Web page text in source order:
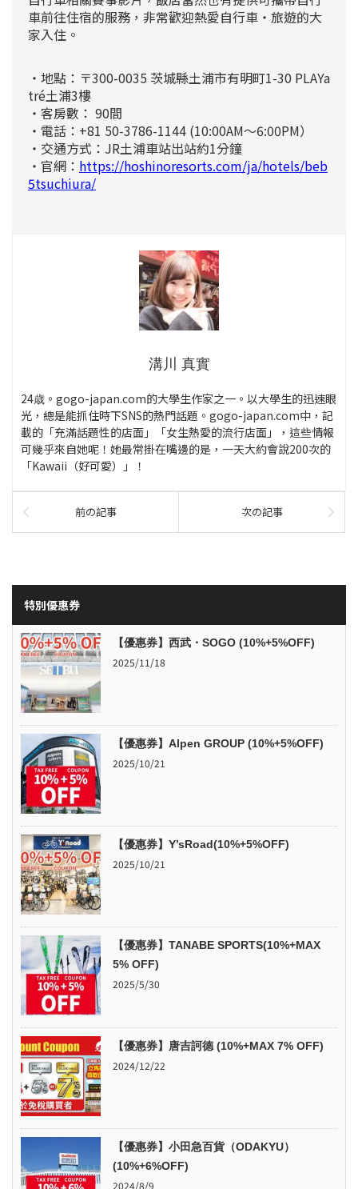
車前往住宿的服務，非常歡迎熱愛自行車・旅遊的大
家入住。
・地點：〒300-0035 茨城縣土浦市有明町1-30 PLAYa
tré土浦3樓
・客房數： 90間
・電話：+81 50-3786-1144 (10:00AM～6:00PM）
・交通方式： JR土浦車站出站約1分鐘
・官網： https://hoshinoresorts.com/ja/hotels/beb
5tsuchiura/
溝川 真實
24歳。gogo-japan.com的大學生作家之一。以大學生的迅速眼
光，總是能抓住時下SNS的熱門話題。gogo-japan.com中，記
載的「充滿話題性的店面」「女生熱愛的流行店面」，這些情報
可幾乎來自她呢！她最常掛在嘴邊的是，一天大約會說200次的
「Kawaii（好可愛）」！
前の記事 次の記事
特別優惠券
【優惠券】西武・SOGO (10%+5%OFF)
2025/11/18
【優惠券】Alpen GROUP (10%+5%OFF)
2025/10/21
【優惠券】Y’sRoad(10%+5%OFF)
2025/10/21
【優惠券】TANABE SPORTS(10%+MAX
5% OFF)
2025/5/30
【優惠券】唐吉訶德 (10%+MAX 7% OFF)
2024/12/22
【優惠券】小田急百貨（ODAKYU）
(10%+6%OFF)
2024/8/9